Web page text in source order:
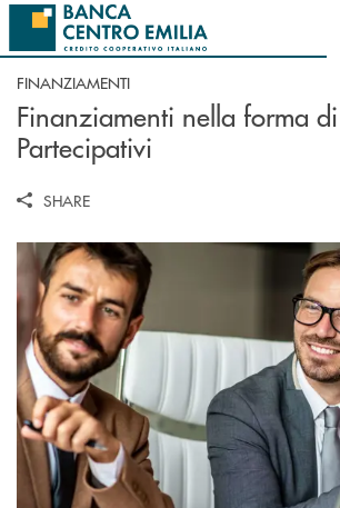
Salta al contenuto principale
FINANZIAMENTI
Finanziamenti nella forma
Partecipativi
SHARE